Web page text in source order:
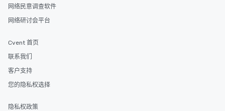
网络民意调查软件
网络研讨会平台
Cvent 首页
联系我们
客户支持
您的隐私权选择
隐私权政策